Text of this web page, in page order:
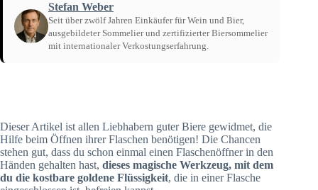
Stefan Weber
Seit über zwölf Jahren Einkäufer für Wein und Bier,
ausgebildeter Sommelier und zertifizierter Biersommelier
mit internationaler Verkostungserfahrung.
Dieser Artikel ist allen Liebhabern guter Biere gewidmet, die
Hilfe beim Öffnen ihrer Flaschen benötigen! Die Chancen
stehen gut, dass du schon einmal einen Flaschenöffner in den
Händen gehalten hast, dieses magische Werkzeug, mit dem
du die kostbare goldene Flüssigkeit, die in einer Flasche